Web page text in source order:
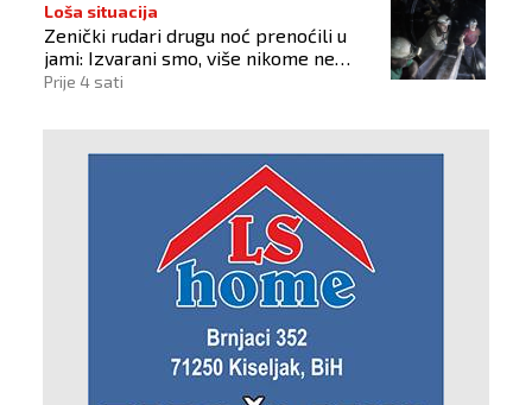
Loša situacija
Zenički rudari drugu noć prenoćili u
jami: Izvarani smo, više nikome ne
vjerujemo
Prije 4 sati